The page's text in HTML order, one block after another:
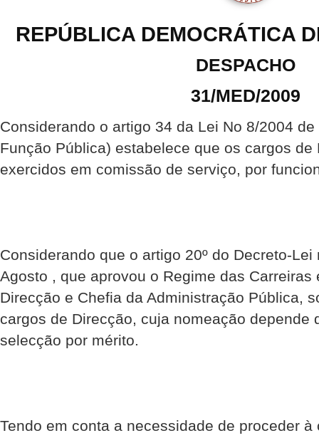
REPÚBLICA DEMOCRÁTICA
DESPACHO
31/MED/2009
Considerando o artigo 34 da Lei No 8/2004
Função Pública) estabelece que os cargos de
exercidos em comissão de serviço, por
Considerando que o artigo 20º do Decreto-Lei
Agosto , que aprovou o Regime das Carreiras
Direcção e Chefia da Administração Pública,
cargos de Direcção, cuja nomeação depende
selecção por mérito.
Tendo em conta a necessidade de proceder à